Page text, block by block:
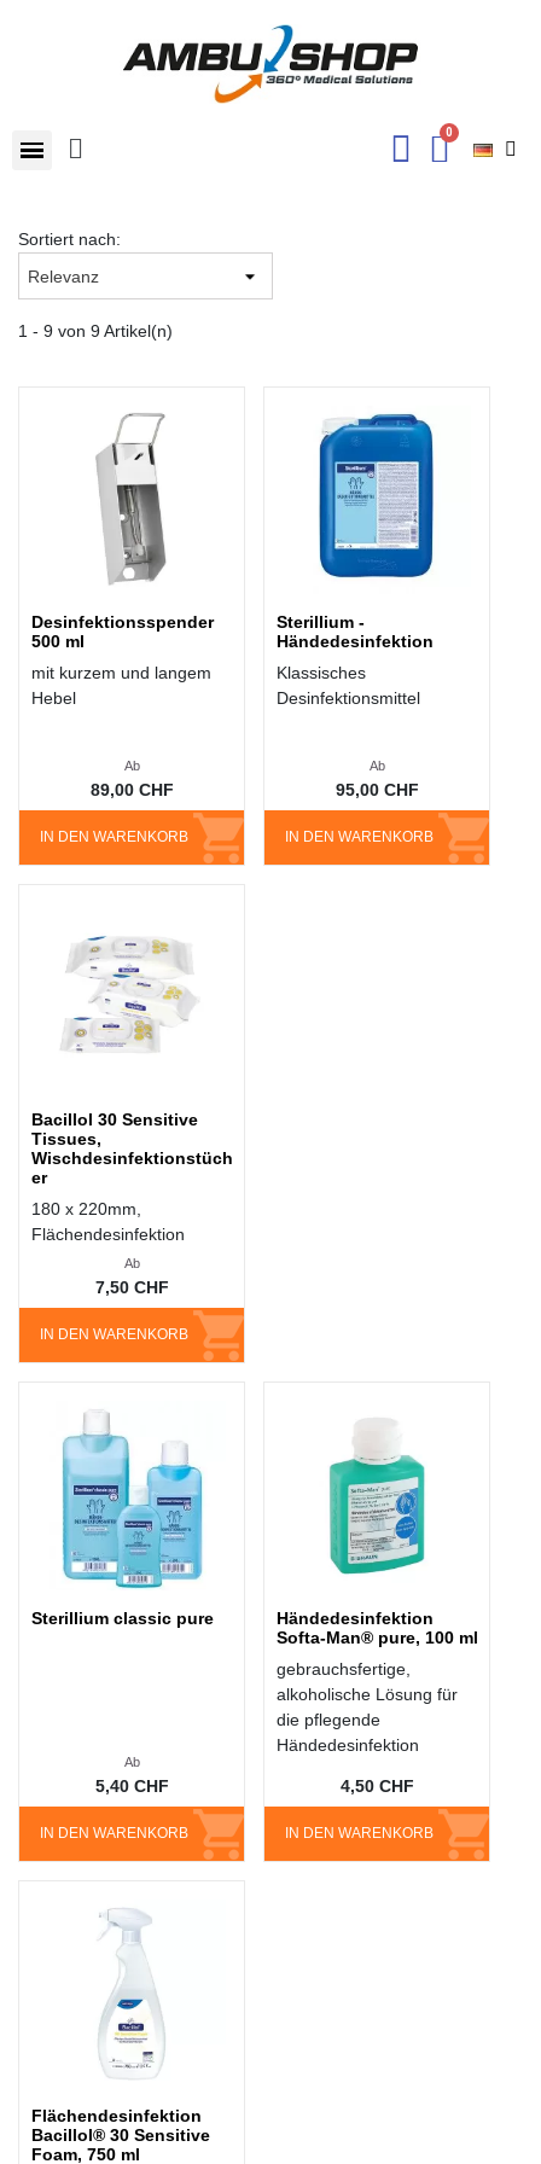
Sortiert nach:
1 - 9 von 9 Artikel(n)
Desinfektionsspender
500 ml
mit kurzem und langem
Hebel
IN DEN WARENKORB
Ab
89,00 CHF
Sterillium -
Händedesinfektion
Klassisches
Desinfektionsmittel
IN DEN WARENKORB
Ab
95,00 CHF
Bacillol 30 Sensitive
Tissues,
Wischdesinfektionstüch
er
180 x 220mm,
Flächendesinfektion
IN DEN WARENKORB
Ab
7,50 CHF
Sterillium classic pure
IN DEN WARENKORB
Ab
5,40 CHF
Händedesinfektion
Softa-Man® pure, 100 ml
gebrauchsfertige,
alkoholische Lösung für
die pflegende
Händedesinfektion
IN DEN WARENKORB
4,50 CHF
Flächendesinfektion
Bacillol® 30 Sensitive
Foam, 750 ml